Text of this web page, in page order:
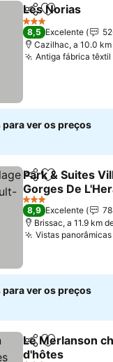
PartilharAdicionar
Les Norias
3 Estrelas
8,5 Excelente
Cazilhac, a 10.0 km
Antiga fábrica
para ver os preços
PartilharAdicionar
Park & Suites
Gorges De
Cevennes
3 Estrelas
8,9 Excelente
Brissac, a 11.9 km
Vistas
para ver os preços
PartilharAdicionar
Le Merlanson
d'hôtes